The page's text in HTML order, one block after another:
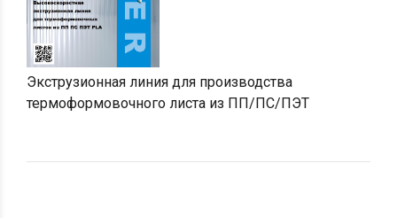
Экструзионная линия для производства
термоформовочного листа из ПП/ПС/ПЭТ